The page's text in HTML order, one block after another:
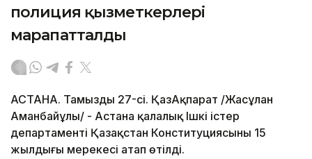
полиция қызметкерлері
марапатталды
АСТАНА. Тамыздың 27-сі. ҚазАқпарат /Жасұлан
Аманбайұлы/ - Астана қалалық Ішкі істер
департаменті Қазақстан Конституциясының 15
жылдығы мерекесі атап өтілді.